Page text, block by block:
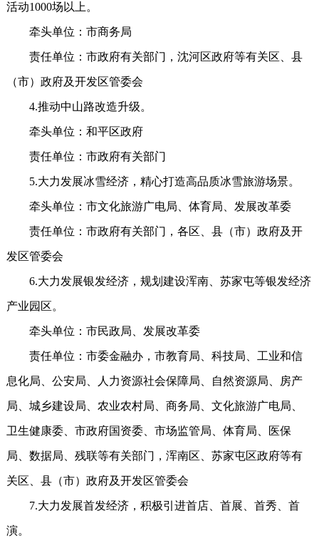
活动1000场以上。
牵头单位：市商务局
责任单位：市政府有关部门，沈河区政府等有关区、县
（市）政府及开发区管委会
4.推动中山路改造升级。
牵头单位：和平区政府
责任单位：市政府有关部门
5.大力发展冰雪经济，精心打造高品质冰雪旅游场景。
牵头单位：市文化旅游广电局、体育局、发展改革委
责任单位：市政府有关部门，各区、县（市）政府及开
发区管委会
6.大力发展银发经济，规划建设浑南、苏家屯等银发经济
产业园区。
牵头单位：市民政局、发展改革委
责任单位：市委金融办，市教育局、科技局、工业和信
息化局、公安局、人力资源社会保障局、自然资源局、房产
局、城乡建设局、农业农村局、商务局、文化旅游广电局、
卫生健康委、市政府国资委、市场监管局、体育局、医保
局、数据局、残联等有关部门，浑南区、苏家屯区政府等有
关区、县（市）政府及开发区管委会
7.大力发展首发经济，积极引进首店、首展、首秀、首
演。